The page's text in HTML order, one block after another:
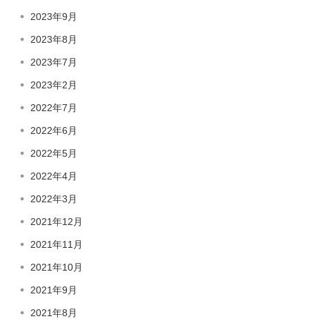
2023年9月
2023年8月
2023年7月
2023年2月
2022年7月
2022年6月
2022年5月
2022年4月
2022年3月
2021年12月
2021年11月
2021年10月
2021年9月
2021年8月